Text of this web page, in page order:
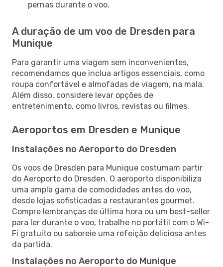
pernas durante o voo.
A duração de um voo de Dresden para
Munique
Para garantir uma viagem sem inconvenientes,
recomendamos que inclua artigos essenciais, como
roupa confortável e almofadas de viagem, na mala.
Além disso, considere levar opções de
entretenimento, como livros, revistas ou filmes.
Aeroportos em Dresden e Munique
Instalações no Aeroporto do Dresden
Os voos de Dresden para Munique costumam partir
do Aeroporto do Dresden. O aeroporto disponibiliza
uma ampla gama de comodidades antes do voo,
desde lojas sofisticadas a restaurantes gourmet.
Compre lembranças de última hora ou um best-seller
para ler durante o voo, trabalhe no portátil com o Wi-
Fi gratuito ou saboreie uma refeição deliciosa antes
da partida.
Instalações no Aeroporto do Munique